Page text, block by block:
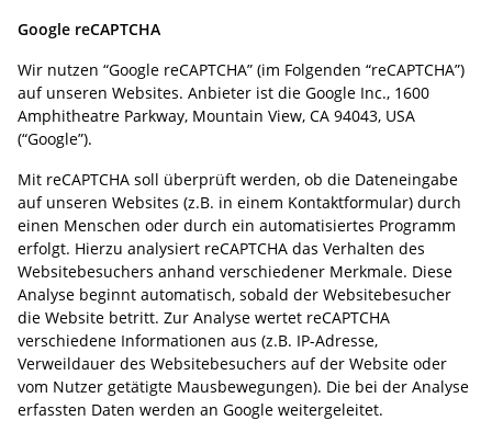
Google reCAPTCHA
Wir nutzen “Google reCAPTCHA” (im Folgenden “reCAPTCHA”)
auf unseren Websites. Anbieter ist die Google Inc., 1600
Amphitheatre Parkway, Mountain View, CA 94043, USA
(“Google”).
Mit reCAPTCHA soll überprüft werden, ob die Dateneingabe
auf unseren Websites (z.B. in einem Kontaktformular) durch
einen Menschen oder durch ein automatisiertes Programm
erfolgt. Hierzu analysiert reCAPTCHA das Verhalten des
Websitebesuchers anhand verschiedener Merkmale. Diese
Analyse beginnt automatisch, sobald der Websitebesucher
die Website betritt. Zur Analyse wertet reCAPTCHA
verschiedene Informationen aus (z.B. IP-Adresse,
Verweildauer des Websitebesuchers auf der Website oder
vom Nutzer getätigte Mausbewegungen). Die bei der Analyse
erfassten Daten werden an Google weitergeleitet.